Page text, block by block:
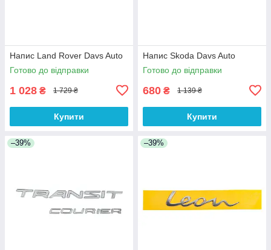
Напис Land Rover Davs Auto
Готово до відправки
1 028 ₴ 1 729 ₴
Купити
Напис Skoda Davs Auto
Готово до відправки
680 ₴ 1 139 ₴
Купити
–39% –39%